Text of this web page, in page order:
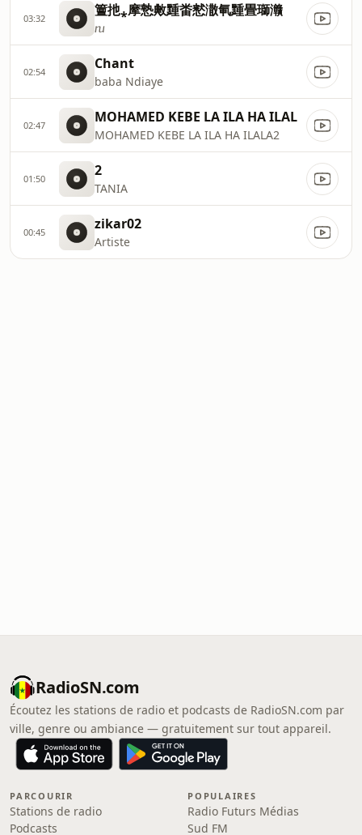
03:32 䉡扡⁎摩慹敟䵯畨慭潵氠䵯畳瑡灨
ⴠ
02:54 Chant
baba Ndiaye
02:47 MOHAMED KEBE LA ILA HA ILAL
MOHAMED KEBE LA ILA HA ILALA2
01:50 2
TANIA
00:45 zikar02
Artiste
RadioSN.com
Écoutez les stations de radio et podcasts de RadioSN.com par
ville, genre ou ambiance — gratuitement sur tout appareil.
PARCOURIR
Stations de radio
Podcasts
POPULAIRES
Radio Futurs Médias
Sud FM